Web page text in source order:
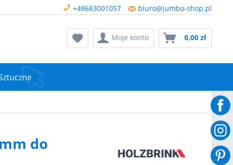
+48683001057 biuro@jumbo-shop.pl
Moje konto 0,00 zł
do